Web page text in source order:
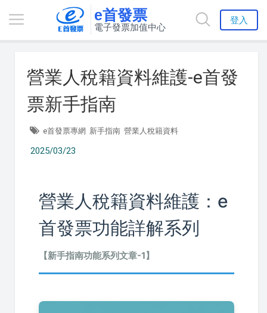
e首發票
電子發票加值中心
登入
營業人稅籍資料維護-e首發
票新手指南
e首發票專網 新手指南 營業人稅籍資料
2025/03/23
營業人稅籍資料維護：e
首發票功能詳解系列
【新手指南功能系列文章-1】